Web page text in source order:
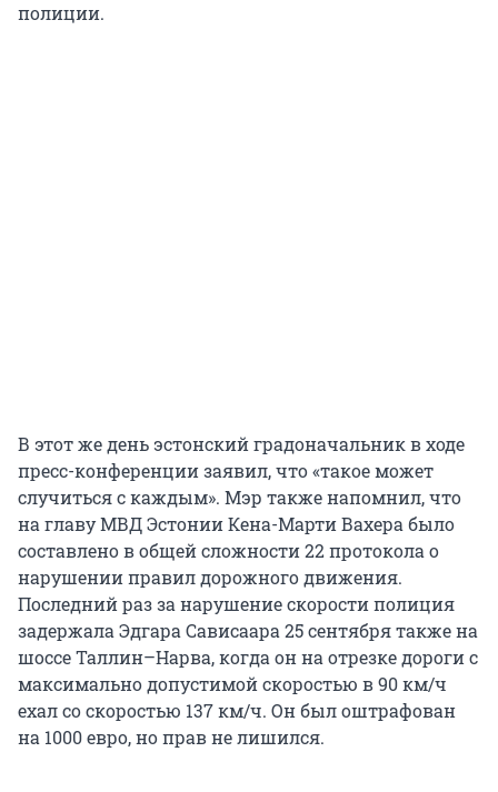
полиции.
В этот же день эстонский градоначальник в ходе
пресс-конференции заявил, что «такое может
случиться с каждым». Мэр также напомнил, что
на главу МВД Эстонии Кена-Марти Вахера было
составлено в общей сложности 22 протокола о
нарушении правил дорожного движения.
Последний раз за нарушение скорости полиция
задержала Эдгара Сависаара 25 сентября также на
шоссе Таллин–Нарва, когда он на отрезке дороги с
максимально допустимой скоростью в 90 км/ч
ехал со скоростью 137 км/ч. Он был оштрафован
на 1000 евро, но прав не лишился.